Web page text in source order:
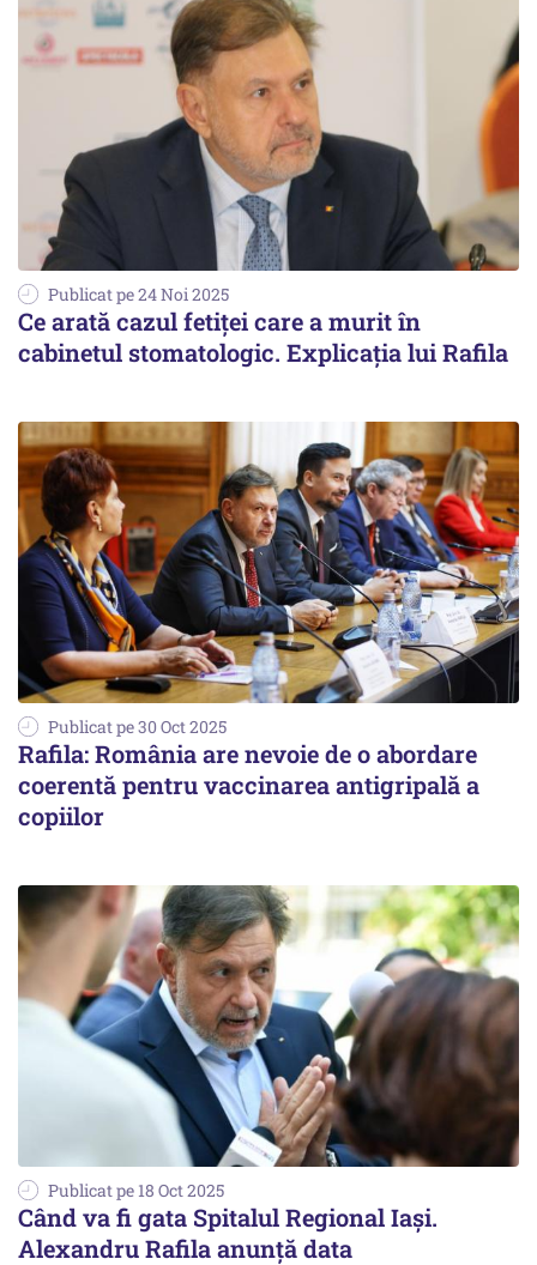
Publicat pe 24 Noi 2025
Ce arată cazul fetiței care a murit în
cabinetul stomatologic. Explicația lui Rafila
Publicat pe 30 Oct 2025
Rafila: România are nevoie de o abordare
coerentă pentru vaccinarea antigripală a
copiilor
Publicat pe 18 Oct 2025
Când va fi gata Spitalul Regional Iași.
Alexandru Rafila anunță data